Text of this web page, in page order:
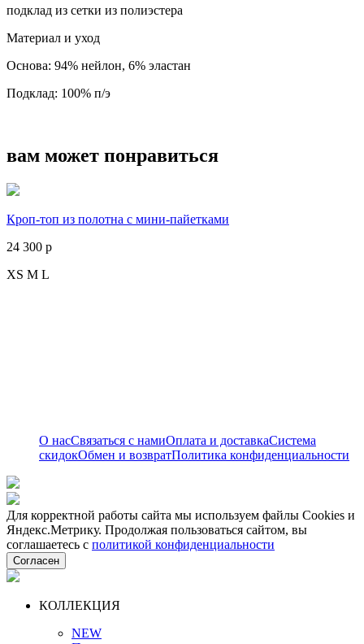
подклад из сетки из полиэстера
Материал и уход
Основа: 94% нейлон, 6% эластан
Подклад: 100% п/э
вам может понравиться
Кроп-топ из полотна с мини-пайетками
24 300 р
XS M L
О насСвязаться с намиОплата и доставкаСистема
скидокОбмен и возвратПолитика конфиденциальности
Для корректной работы сайта мы используем файлы Cookies и
Яндекс.Метрику. Продолжая пользоваться сайтом, вы
соглашаетесь с политикой конфиденциальности
Согласен
КОЛЛЕКЦИЯ
NEW